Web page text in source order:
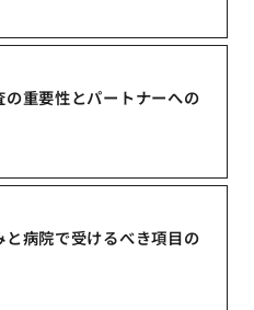
重要性とパートナーへの
病院で受けるべき項目の